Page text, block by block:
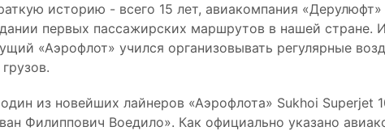
историю - всего 15 лет, авиакомпания «Дерулюфт»
первых пассажирских маршрутов в нашей стране.
«Аэрофлот» учился организовывать регулярные
из новейших лайнеров «Аэрофлота» Sukhoi Superjet
Филиппович Воедило». Как официально указано